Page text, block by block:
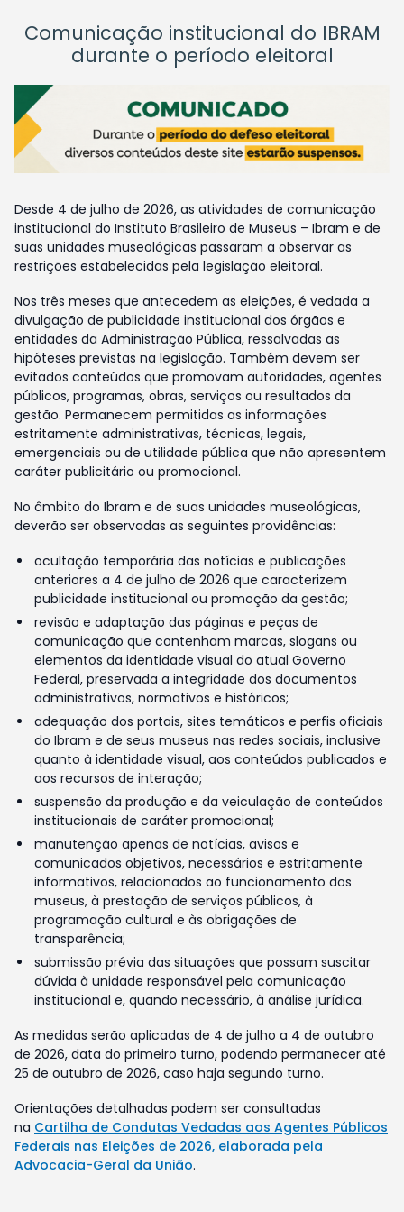
Comunicação institucional do IBRAM
durante o período eleitoral
Desde 4 de julho de 2026, as atividades de comunicação
institucional do Instituto Brasileiro de Museus – Ibram e de
suas unidades museológicas passaram a observar as
restrições estabelecidas pela legislação eleitoral.
Nos três meses que antecedem as eleições, é vedada a
divulgação de publicidade institucional dos órgãos e
entidades da Administração Pública, ressalvadas as
hipóteses previstas na legislação. Também devem ser
evitados conteúdos que promovam autoridades, agentes
públicos, programas, obras, serviços ou resultados da
gestão. Permanecem permitidas as informações
estritamente administrativas, técnicas, legais,
emergenciais ou de utilidade pública que não apresentem
caráter publicitário ou promocional.
No âmbito do Ibram e de suas unidades museológicas,
deverão ser observadas as seguintes providências:
ocultação temporária das notícias e publicações
anteriores a 4 de julho de 2026 que caracterizem
publicidade institucional ou promoção da gestão;
revisão e adaptação das páginas e peças de
comunicação que contenham marcas, slogans ou
elementos da identidade visual do atual Governo
Federal, preservada a integridade dos documentos
administrativos, normativos e históricos;
adequação dos portais, sites temáticos e perfis oficiais
do Ibram e de seus museus nas redes sociais, inclusive
quanto à identidade visual, aos conteúdos publicados e
aos recursos de interação;
suspensão da produção e da veiculação de conteúdos
institucionais de caráter promocional;
manutenção apenas de notícias, avisos e
comunicados objetivos, necessários e estritamente
informativos, relacionados ao funcionamento dos
museus, à prestação de serviços públicos, à
programação cultural e às obrigações de
transparência;
submissão prévia das situações que possam suscitar
dúvida à unidade responsável pela comunicação
institucional e, quando necessário, à análise jurídica.
As medidas serão aplicadas de 4 de julho a 4 de outubro
de 2026, data do primeiro turno, podendo permanecer até
25 de outubro de 2026, caso haja segundo turno.
Orientações detalhadas podem ser consultadas
na Cartilha de Condutas Vedadas aos Agentes Públicos
Federais nas Eleições de 2026, elaborada pela
Advocacia-Geral da União.